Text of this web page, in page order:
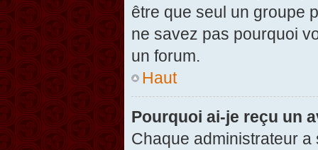
être que seul un groupe
ne savez pas pourquoi
un forum.
Haut
Pourquoi ai-je reçu un
Chaque administrateur